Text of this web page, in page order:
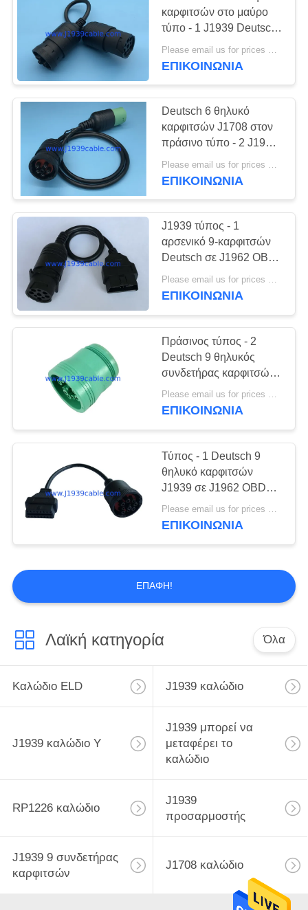
καρφιτσών στο μαύρο
τύπο - 1 J1939 Deutsch
9 αρσενικό καλώδιο
καρφιτσών
ΕΠΙΚΟΙΝΩΝΊΑ
Deutsch 6 θηλυκό
καρφιτσών J1708 στον
πράσινο τύπο - 2 J1939
Deutsch 9 αρσενικό
καλώδιο καρφιτσών
ΕΠΙΚΟΙΝΩΝΊΑ
J1939 τύπος - 1
αρσενικό 9-καρφιτσών
Deutsch σε J1962 OBD2
OBDII 16 αρσενικό
καλώδιο καρφιτσών
Please email us for prices MOQ:100 τεμ
ΕΠΙΚΟΙΝΩΝΊΑ
Πράσινος τύπος - 2
Deutsch 9 θηλυκός
συνδετήρας καρφιτσών
J1939 με 9 τερματικά
Please email us for prices MOQ:100 τεμ
ΕΠΙΚΟΙΝΩΝΊΑ
Τύπος - 1 Deutsch 9
θηλυκό καρφιτσών
J1939 σε J1962 OBD2
OBDII 16 θηλυκό
καλώδιο καρφιτσών
Please email us for prices MOQ:100 τεμ
ΕΠΙΚΟΙΝΩΝΊΑ
ΕΠΑΦΉ!
Λαϊκή κατηγορία Όλα
Καλώδιο ELD J1939 καλώδιο
J1939 καλώδιο Υ
J1939 μπορεί να
μεταφέρει το
καλώδιο
RP1226 καλώδιο
J1939
προσαρμοστής
J1939 9 συνδετήρας
καρφιτσών
J1708 καλώδιο